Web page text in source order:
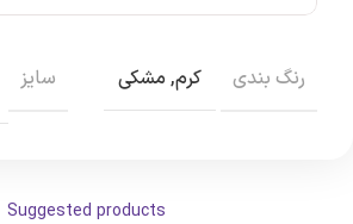
رنگ بندی کرم, مشکی سایز
Suggested products